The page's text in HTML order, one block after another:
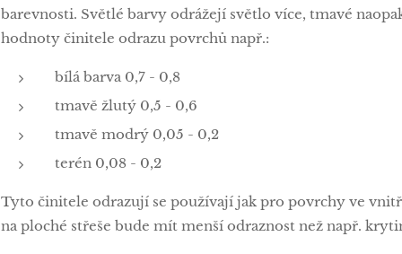
barevnosti. Světlé barvy odrážejí světlo více, tmavé
hodnoty činitele odrazu povrchů např.:
bílá barva 0,7 - 0,8
tmavě žlutý 0,5 - 0,6
tmavě modrý 0,05 - 0,2
terén 0,08 - 0,2
Tyto činitele odrazují se používají jak pro povrchy ve
na ploché střeše bude mít menší odraznost než např.